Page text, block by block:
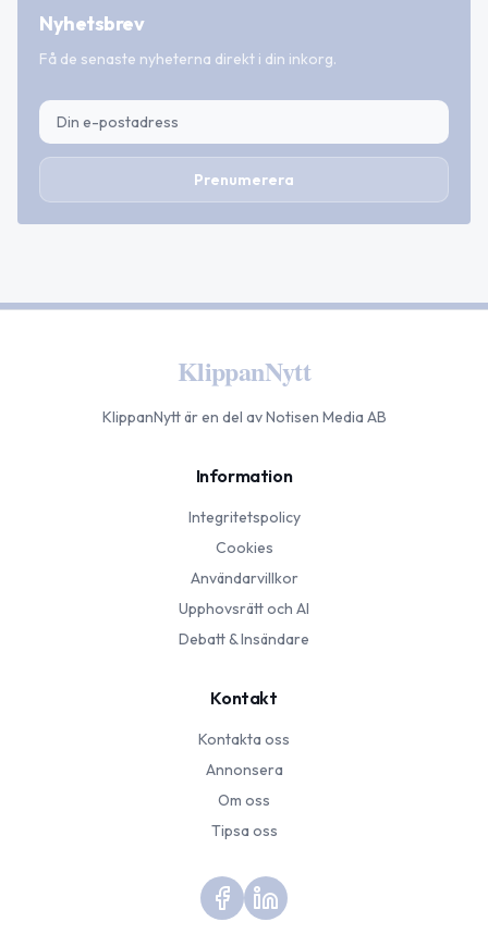
Nyhetsbrev
Få de senaste nyheterna direkt i din inkorg.
Prenumerera
KlippanNytt
KlippanNyttär en del av Notisen Media AB
Information
Integritetspolicy
Cookies
Användarvillkor
Upphovsrätt och AI
Debatt & Insändare
Kontakt
Kontakta oss
Annonsera
Om oss
Tipsa oss